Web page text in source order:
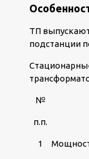
ТП
подстанции
№
п.п.
1